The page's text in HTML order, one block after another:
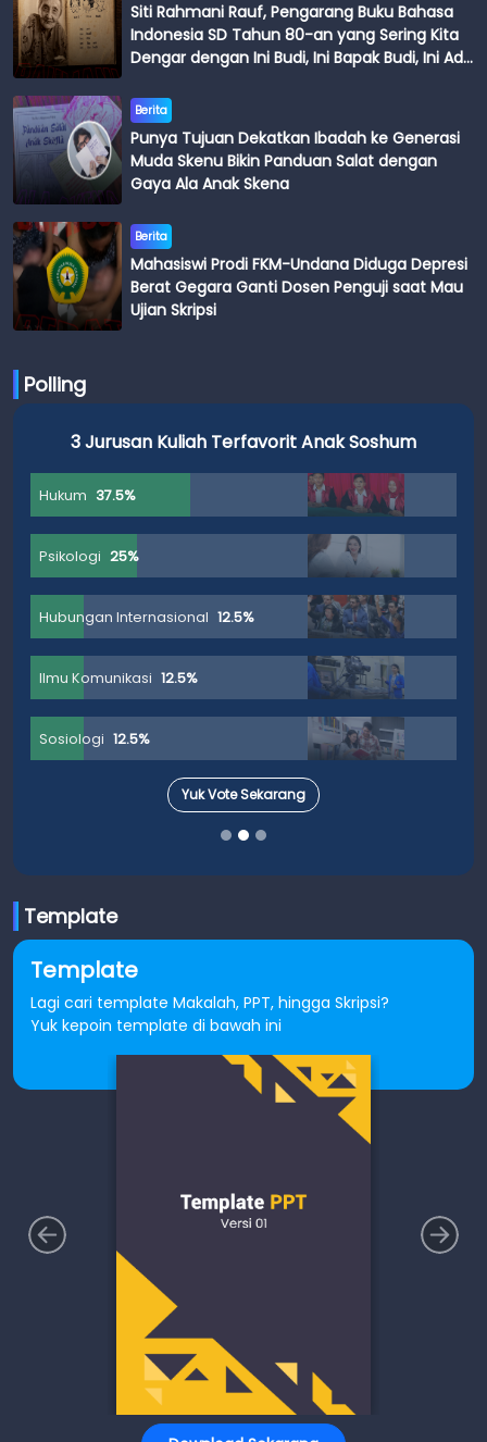
Siti Rahmani Rauf, Pengarang Buku Bahasa
Indonesia SD Tahun 80-an yang Sering Kita
Dengar dengan Ini Budi, Ini Bapak Budi, Ini Adik
Berita
Punya Tujuan Dekatkan Ibadah ke Generasi
Muda Skenu Bikin Panduan Salat dengan
Gaya Ala Anak Skena
Berita
Mahasiswi Prodi FKM-Undana Diduga Depresi
Berat Gegara Ganti Dosen Penguji saat Mau
Ujian Skripsi
Polling
3 Jurusan Kuliah Terfavorit Anak Soshum
Hukum 37.5%
Psikologi 25%
Hubungan Internasional 12.5%
Ilmu Komunikasi 12.5%
Sosiologi 12.5%
Yuk Vote Sekarang
Template
Template
Lagi cari template Makalah, PPT, hingga Skripsi?
Yuk kepoin template di bawah ini